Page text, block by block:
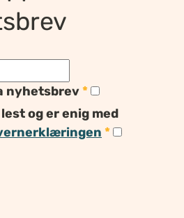
nyhetsbrev*
og er enig med
*